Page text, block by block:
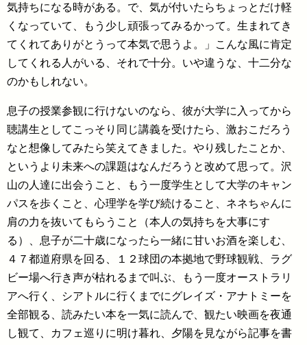
気持ちになる時がある。で、気が付いたらちょっとだけ軽
くなっていて、もう少し頑張ってみるかって。生まれてき
てくれてありがとうって本気で思うよ。」こんな風に肯定
してくれる人がいる、それで十分。いや違うな、十二分な
のかもしれない。
息子の授業参観に行けないのなら、彼が大学に入ってから
聴講生としてこっそり同じ講義を受けたら、激おこだろう
なと想像してみたら笑えてきました。やり残したことか、
というより未来への課題はなんだろうと改めて思って。沢
山の人達に出会うこと、もう一度学生として大学のキャン
パスを歩くこと、心理学を学び続けること、ネネちゃんに
肩の力を抜いてもらうこと（本人の気持ちを大事にす
る）、息子が二十歳になったら一緒に甘いお酒を楽しむ、
４７都道府県を回る、１２球団の本拠地で野球観戦、ラグ
ビー場へ行き声が枯れるまで叫ぶ、もう一度オーストラリ
アへ行く、シアトルに行くまでにグレイズ・アナトミーを
全部観る、読みたい本を一気に読んで、観たい映画を夜通
し観て、カフェ巡りに明け暮れ、夕陽を見ながら記事を書